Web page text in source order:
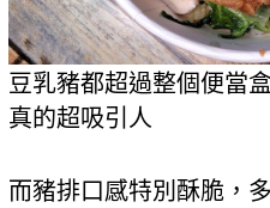
豆乳豬都超過整個便當
真的超吸引人
而豬排口感特別酥脆，